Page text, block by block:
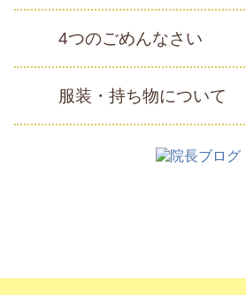
4つのごめんなさい
服装・持ち物について